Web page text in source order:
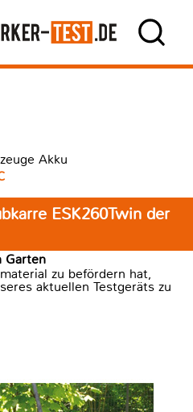
Akku
ESK260Twin der
Garten
zu befördern hat,
aktuellen Testgeräts zu